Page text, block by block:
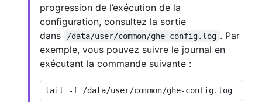
progression de l’exécution de la
configuration, consultez la sortie
dans
/data/user/common/ghe-config.log . Par
exemple, vous pouvez suivre le journal en
exécutant la commande suivante :